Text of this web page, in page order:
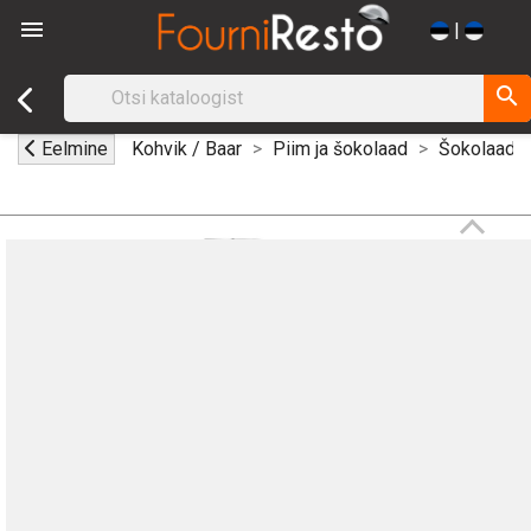
 |
search
Eelmine Kohvik / Baar Piim ja šokolaad